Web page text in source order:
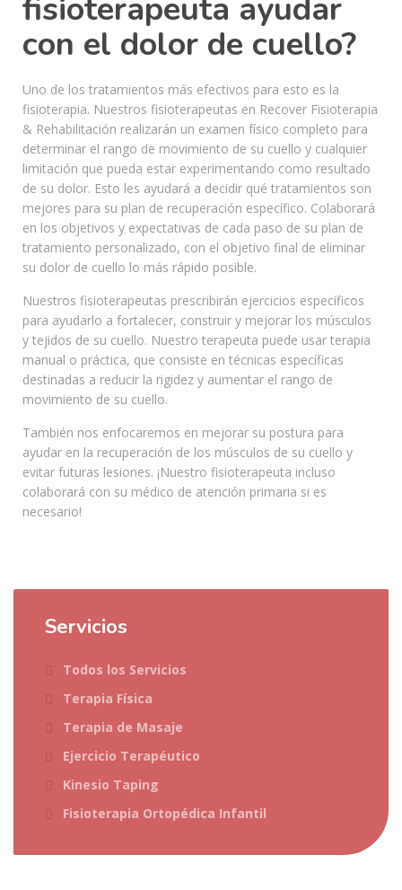
fisioterapeuta ayudar
con el dolor de cuello?
Uno de los tratamientos más efectivos para esto es la
fisioterapia. Nuestros fisioterapeutas en Recover Fisioterapia
& Rehabilitación realizarán un examen físico completo para
determinar el rango de movimiento de su cuello y cualquier
limitación que pueda estar experimentando como resultado
de su dolor. Esto les ayudará a decidir qué tratamientos son
mejores para su plan de recuperación específico. Colaborará
en los objetivos y expectativas de cada paso de su plan de
tratamiento personalizado, con el objetivo final de eliminar
su dolor de cuello lo más rápido posible.
Nuestros fisioterapeutas prescribirán ejercicios específicos
para ayudarlo a fortalecer, construir y mejorar los músculos
y tejidos de su cuello. Nuestro terapeuta puede usar terapia
manual o práctica, que consiste en técnicas específicas
destinadas a reducir la rigidez y aumentar el rango de
movimiento de su cuello.
También nos enfocaremos en mejorar su postura para
ayudar en la recuperación de los músculos de su cuello y
evitar futuras lesiones. ¡Nuestro fisioterapeuta incluso
colaborará con su médico de atención primaria si es
necesario!
Servicios
Todos los Servicios
Terapia Física
Terapia de Masaje
Ejercicio Terapéutico
Kinesio Taping
Fisioterapia Ortopédica Infantil